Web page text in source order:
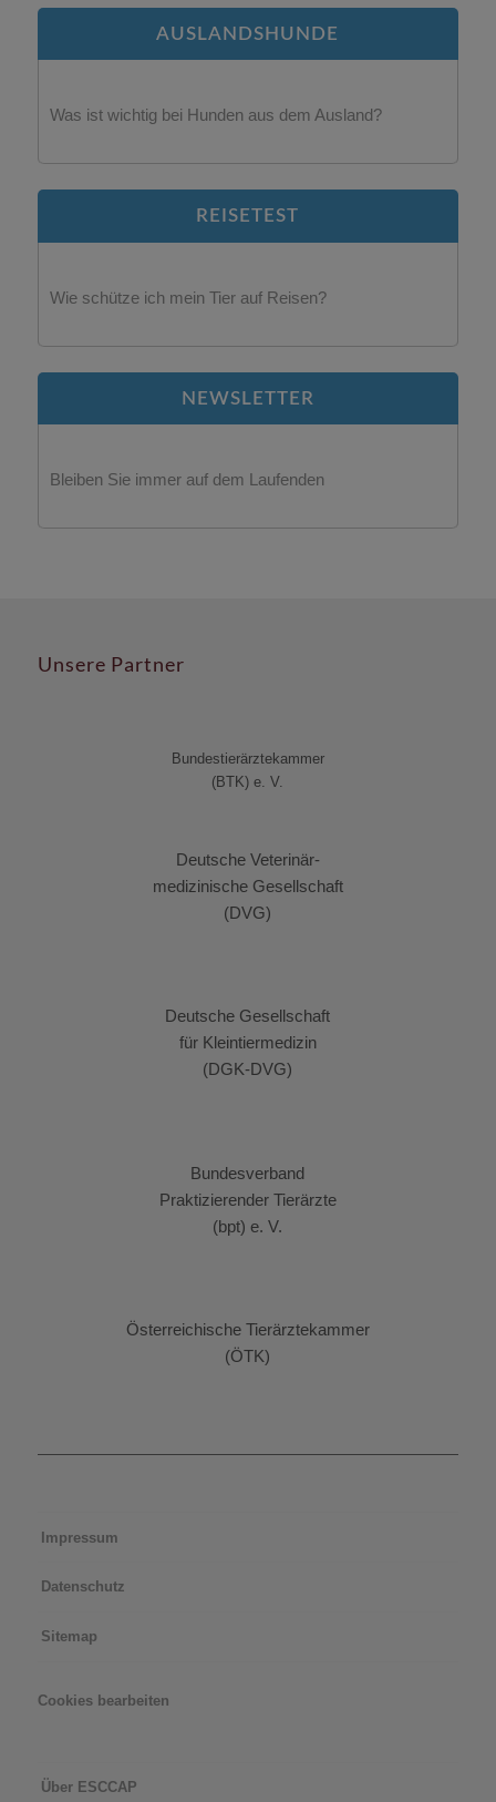
AUSLANDSHUNDE
Was ist wichtig bei Hunden aus dem Ausland?
REISETEST
Wie schütze ich mein Tier auf Reisen?
NEWSLETTER
Bleiben Sie immer auf dem Laufenden
Unsere Partner
Bundestierärztekammer
(BTK) e. V.
Deutsche Veterinär-
medizinische Gesellschaft
(DVG)
Deutsche Gesellschaft
für Kleintiermedizin
(DGK-DVG)
Bundesverband
Praktizierender Tierärzte
(bpt) e. V.
Österreichische Tierärztekammer
(ÖTK)
Impressum
Datenschutz
Sitemap
Cookies bearbeiten
Über ESCCAP